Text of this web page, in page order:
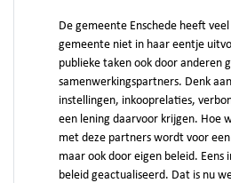
De gemeente Enschede heeft
gemeente niet in haar eentje
publieke taken ook door anderen
samenwerkingspartners. Denk
instellingen, inkooprelaties,
een lening daarvoor krijgen. Hoe
met deze partners wordt voor
maar ook door eigen beleid.
beleid geactualiseerd. Dat is nu